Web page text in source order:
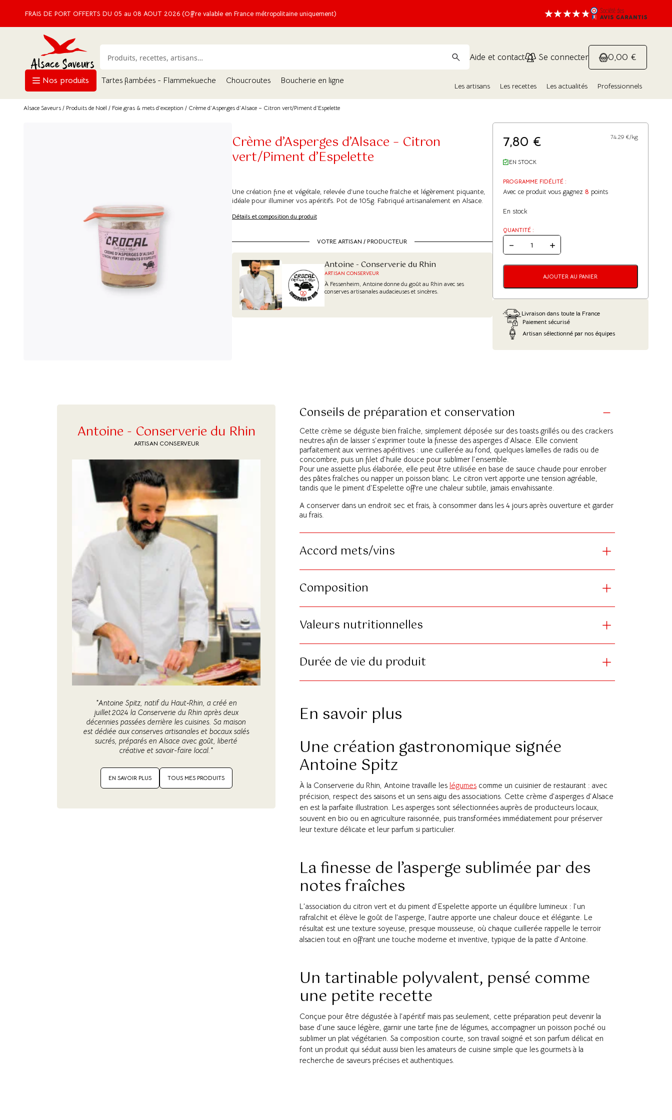
FRAIS DE PORT OFFERTS DU 05 au 08 AOUT 2026 (Offre valable en France métropolitaine uniquement)
Aide et contact Se connecter 0,00 €
Nos produits Tartes flambées - Flammekueche Choucroutes Boucherie en ligne
Les artisans Les recettes Les actualités Professionnels
Alsace Saveurs / Produits de Noël / Foie gras & mets d’exception / Crème d’Asperges d’Alsace – Citron vert/Piment d’Espelette
Crème d’Asperges d’Alsace – Citron
vert/Piment d’Espelette
Une création fine et végétale, relevée d’une touche fraîche et légèrement piquante,
idéale pour illuminer vos apéritifs. Pot de 105g. Fabriqué artisanalement en Alsace.
Détails et composition du produit
VOTRE ARTISAN / PRODUCTEUR
Antoine - Conserverie du Rhin
ARTISAN CONSERVEUR
À Fessenheim, Antoine donne du goût au Rhin avec ses
conserves artisanales audacieuses et sincères.
7,80 € 74.29 €/kg
EN STOCK
PROGRAMME FIDÉLITÉ :
Avec ce produit vous gagnez 8 points
En stock
QUANTITÉ :
QUANTITÉ
DE
D'ASPERGES
CITRON
AJOUTER AU PANIER
Livraison dans toute la France
Paiement sécurisé
Artisan sélectionné par nos équipes
Antoine - Conserverie du Rhin
ARTISAN CONSERVEUR
"Antoine Spitz, natif du Haut‑Rhin, a créé en
juillet 2024 la Conserverie du Rhin après deux
décennies passées derrière les cuisines. Sa maison
est dédiée aux conserves artisanales et bocaux salés
sucrés, préparés en Alsace avec goût, liberté
créative et savoir-faire local."
EN SAVOIR PLUS TOUS MES PRODUITS
Conseils de préparation et conservation
Cette crème se déguste bien fraîche, simplement déposée sur des toasts grillés ou des crackers
neutres afin de laisser s’exprimer toute la finesse des asperges d’Alsace. Elle convient
parfaitement aux verrines apéritives : une cuillerée au fond, quelques lamelles de radis ou de
concombre, puis un filet d’huile douce pour sublimer l’ensemble.
Pour une assiette plus élaborée, elle peut être utilisée en base de sauce chaude pour enrober
des pâtes fraîches ou napper un poisson blanc. Le citron vert apporte une tension agréable,
tandis que le piment d’Espelette offre une chaleur subtile, jamais envahissante.
A conserver dans un endroit sec et frais, à consommer dans les 4 jours après ouverture et garder
au frais.
Accord mets/vins
Composition
Valeurs nutritionnelles
Durée de vie du produit
En savoir plus
Une création gastronomique signée
Antoine Spitz
À la Conserverie du Rhin, Antoine travaille les légumes comme un cuisinier de restaurant : avec
précision, respect des saisons et un sens aigu des associations. Cette crème d’asperges d’Alsace
en est la parfaite illustration. Les asperges sont sélectionnées auprès de producteurs locaux,
souvent en bio ou en agriculture raisonnée, puis transformées immédiatement pour préserver
leur texture délicate et leur parfum si particulier.
La finesse de l’asperge sublimée par des
notes fraîches
L’association du citron vert et du piment d’Espelette apporte un équilibre lumineux : l’un
rafraîchit et élève le goût de l’asperge, l’autre apporte une chaleur douce et élégante. Le
résultat est une texture soyeuse, presque mousseuse, où chaque cuillerée rappelle le terroir
alsacien tout en offrant une touche moderne et inventive, typique de la patte d’Antoine.
Un tartinable polyvalent, pensé comme
une petite recette
Conçue pour être dégustée à l’apéritif mais pas seulement, cette préparation peut devenir la
base d’une sauce légère, garnir une tarte fine de légumes, accompagner un poisson poché ou
sublimer un plat végétarien. Sa composition courte, son travail soigné et son parfum délicat en
font un produit qui séduit aussi bien les amateurs de cuisine simple que les gourmets à la
recherche de saveurs précises et authentiques.